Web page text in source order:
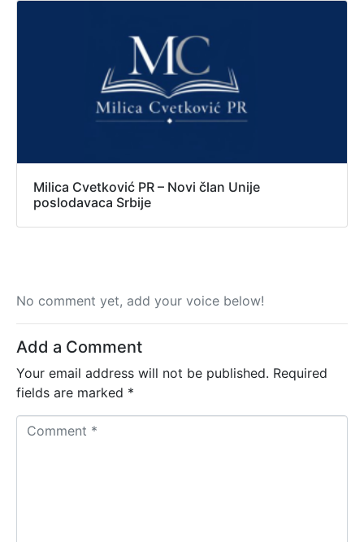
Milica Cvetković PR – Novi član Unije
poslodavaca Srbije
No comment yet, add your voice below!
Add a Comment
Your email address will not be published. Required
fields are marked *